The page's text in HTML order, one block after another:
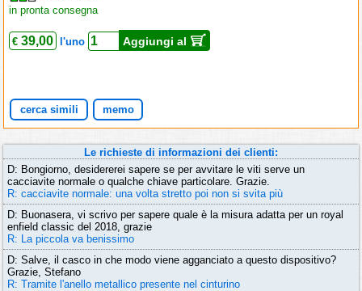
in pronta consegna
€ 39,00 l'uno Aggiungi al
cerca simili memo
Le richieste di informazioni dei clienti:
D: Bongiorno, desidererei sapere se per avvitare le viti serve un
cacciavite normale o qualche chiave particolare. Grazie.
R: cacciavite normale: una volta stretto poi non si svita più
D: Buonasera, vi scrivo per sapere quale è la misura adatta per un royal
enfield classic del 2018, grazie
R: La piccola va benissimo
D: Salve, il casco in che modo viene agganciato a questo dispositivo?
Grazie, Stefano
R: Tramite l'anello metallico presente nel cinturino